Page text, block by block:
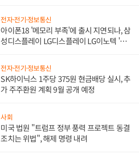
전자·전기·정보통신
아이폰18 '메모리 부족'에 출시 지연되나, 삼
성디스플레이 LG디스플레이 LG이노텍 '탈
전자·전기·정보통신
SK하이닉스 1주당 375원 현금배당 실시, 추
가 주주환원 계획 9월 공개 예정
사회
미국 법원 "트럼프 정부 풍력 프로젝트 동결
조치는 위법", 해제 명령 내려